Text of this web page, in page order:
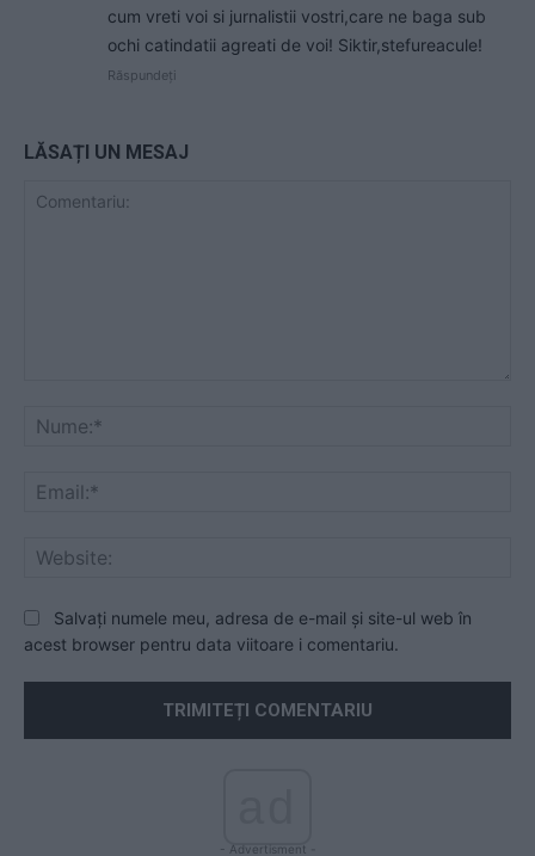
cum vreti voi si jurnalistii vostri,care ne baga sub
ochi catindatii agreati de voi! Siktir,stefureacule!
Răspundeți
LĂSAȚI UN MESAJ
Salvați numele meu, adresa de e-mail și site-ul web în
acest browser pentru data viitoare i comentariu.
- Advertisment -